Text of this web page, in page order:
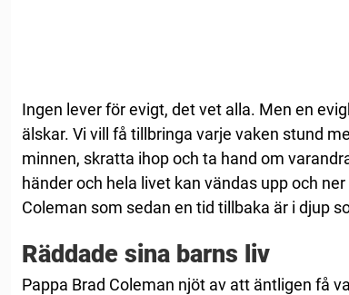
Ingen lever för evigt, det vet alla. Men en
älskar. Vi vill få tillbringa varje vaken stund
minnen, skratta ihop och ta hand om
händer och hela livet kan vändas upp och
Coleman som sedan en tid tillbaka är i djup
Räddade sina barns liv
Pappa Brad Coleman njöt av att äntligen få